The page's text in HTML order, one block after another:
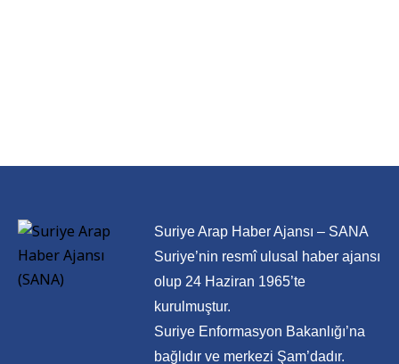
Suriye Arap Haber Ajansı – SANA
Suriye’nin resmî ulusal haber ajansı
olup 24 Haziran 1965’te
kurulmuştur.
Suriye Enformasyon Bakanlığı’na
bağlıdır ve merkezi Şam’dadır.